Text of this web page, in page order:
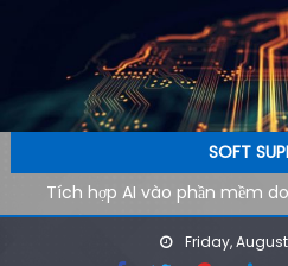
SOFT
Tích hợp AI vào phần mềm
Lộ trình kỹ thuật từ pilot đến
AI agent cho doanh nghiệp:
Friday,